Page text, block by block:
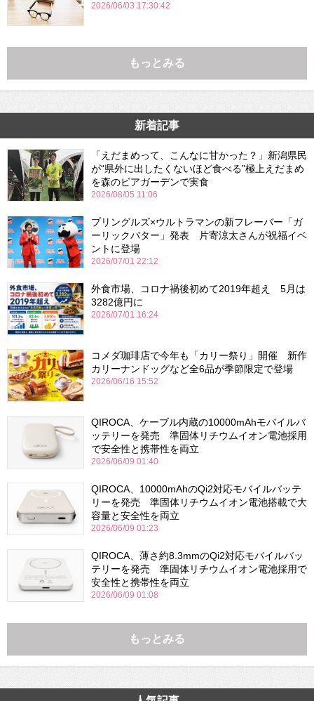
2026/06/03 17:30:42
もっとみる
新着記事
「えだまめって、こんなに甘かった？」新潟県民
が“県外に出したくないほど食べる”極上えだまめ
を森のビアガーデンで実食
2026/08/05 11:06
プリングルズ×ウルトラマンの新フレーバー「ガ
ーリックバター」発表 片寄涼太さんが祝福イベ
ントに登場
2026/07/01 22:12
外食市場、コロナ禍後初めて2019年超え 5月は
3282億円に
2026/07/01 16:24
コメダ珈琲店で今年も「カリー祭り」開催 新作
カリーナンドッグなど全6品が季節限定で登場
2026/06/16 15:52
QIROCA、ケーブル内蔵の10000mAhモバイルバ
ッテリーを発売 準固体リチウムイオン電池採用
で安全性と携帯性を両立
2026/06/09 01:40
QIROCA、10000mAhのQi2対応モバイルバッテ
リーを発売 準固体リチウムイオン電池搭載で大
容量と安全性を両立
2026/06/09 01:23
QIROCA、薄さ約8.3mmのQi2対応モバイルバッ
テリーを発売 準固体リチウムイオン電池採用で
安全性と携帯性を両立
2026/06/09 01:08
もっとみる